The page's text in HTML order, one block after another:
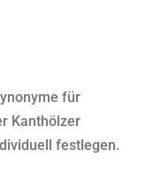
für
Kanthölzer
festlegen.